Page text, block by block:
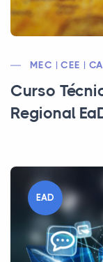
MEC | CEE |
Curso
Regional
EAD